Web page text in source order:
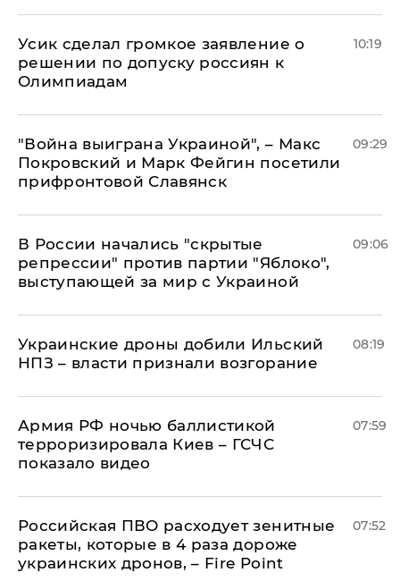
Усик сделал громкое заявление о
решении по допуску россиян к
Олимпиадам
10:19
"Война выиграна Украиной", – Макс
Покровский и Марк Фейгин посетили
прифронтовой Славянск
09:29
В России начались "скрытые
репрессии" против партии "Яблоко",
выступающей за мир с Украиной
09:06
Украинские дроны добили Ильский
НПЗ – власти признали возгорание
08:19
Армия РФ ночью баллистикой
терроризировала Киев – ГСЧС
показало видео
07:59
Российская ПВО расходует зенитные
ракеты, которые в 4 раза дороже
украинских дронов, – Fire Point
07:52